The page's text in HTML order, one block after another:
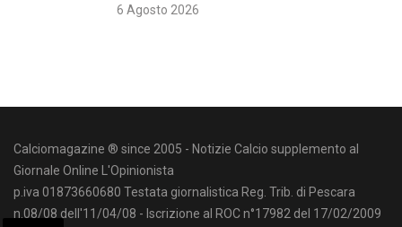
6 Agosto 2026
Calciomagazine ® since 2005 - Notizie Calcio supplemento al
Giornale Online L'Opinionista
p.iva 01873660680 Testata giornalistica Reg. Trib. di Pescara
n.08/08 dell'11/04/08 - Iscrizione al ROC n°17982 del 17/02/2009